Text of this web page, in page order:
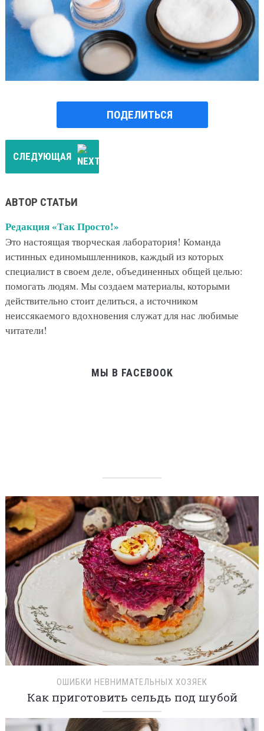
ПОДЕЛИТЬСЯ
СЛЕДУЮЩАЯ
АВТОР СТАТЬИ
Редакция «Так Просто!»
Это настоящая творческая лаборатория! Команда
истинных единомышленников, каждый из которых
специалист в своем деле, объединенных общей целью:
помогать людям. Мы создаем материалы, которыми
действительно стоит делиться, а источником
неиссякаемого вдохновения служат для нас любимые
читатели!
МЫ В FACEBOOK
ОШИБКИ НЕВНИМАТЕЛЬНЫХ ХОЗЯЕК
Как приготовить сельдь под шубой